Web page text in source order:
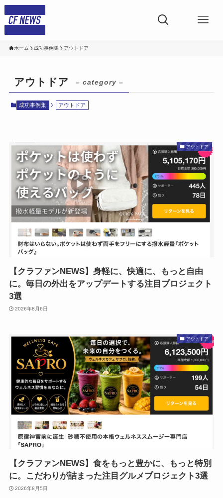
ホーム 成功事例集 アウトドア
アウトドア – category –
成功事例集 アウトドア
アウトドア
【クラファンNEWS】身軽に、快適に、もっと自由
に。毎日の外出をアップデートする注目プロジェクト
3選
2026年8月6日
アウトドア
【クラファンNEWS】食をもっと豊かに、もっと特別
に。こだわりが詰まった注目グルメプロジェクト3選
2026年8月5日